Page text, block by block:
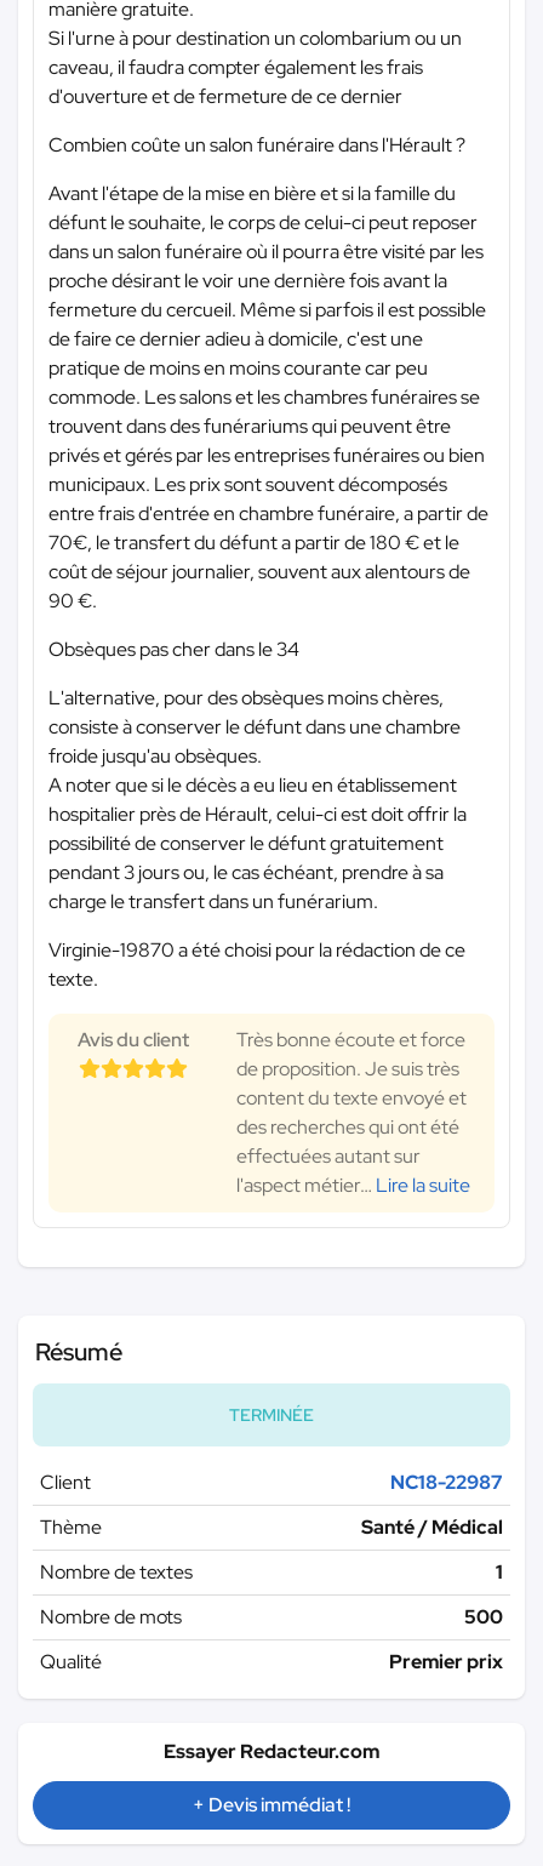
manière gratuite.
Si l'urne à pour destination un colombarium ou un
caveau, il faudra compter également les frais
d'ouverture et de fermeture de ce dernier
Combien coûte un salon funéraire dans l'Hérault ?
Avant l'étape de la mise en bière et si la famille du
défunt le souhaite, le corps de celui-ci peut reposer
dans un salon funéraire où il pourra être visité par les
proche désirant le voir une dernière fois avant la
fermeture du cercueil. Même si parfois il est possible
de faire ce dernier adieu à domicile, c'est une
pratique de moins en moins courante car peu
commode. Les salons et les chambres funéraires se
trouvent dans des funérariums qui peuvent être
privés et gérés par les entreprises funéraires ou bien
municipaux. Les prix sont souvent décomposés
entre frais d'entrée en chambre funéraire, a partir de
70€, le transfert du défunt a partir de 180 € et le
coût de séjour journalier, souvent aux alentours de
90 €.
Obsèques pas cher dans le 34
L'alternative, pour des obsèques moins chères,
consiste à conserver le défunt dans une chambre
froide jusqu'au obsèques.
A noter que si le décès a eu lieu en établissement
hospitalier près de Hérault, celui-ci est doit offrir la
possibilité de conserver le défunt gratuitement
pendant 3 jours ou, le cas échéant, prendre à sa
charge le transfert dans un funérarium.
Virginie-19870 a été choisi pour la rédaction de ce
texte.
Avis du client
Très bonne écoute et force
de proposition. Je suis très
content du texte envoyé et
des recherches qui ont été
effectuées autant sur
l'aspect métier… Lire la suite
Résumé
TERMINÉE
Client
NC18-22987
Thème
Santé / Médical
Nombre de textes
1
Nombre de mots
500
Qualité
Premier prix
Essayer Redacteur.com
+ Devis immédiat !